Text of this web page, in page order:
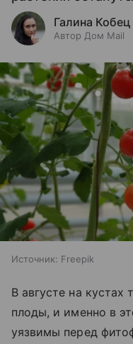
Галина Кобец
Автор Дом Mail
Источник: Freepik
В августе на кустах
плоды, и именно в
уязвимы перед